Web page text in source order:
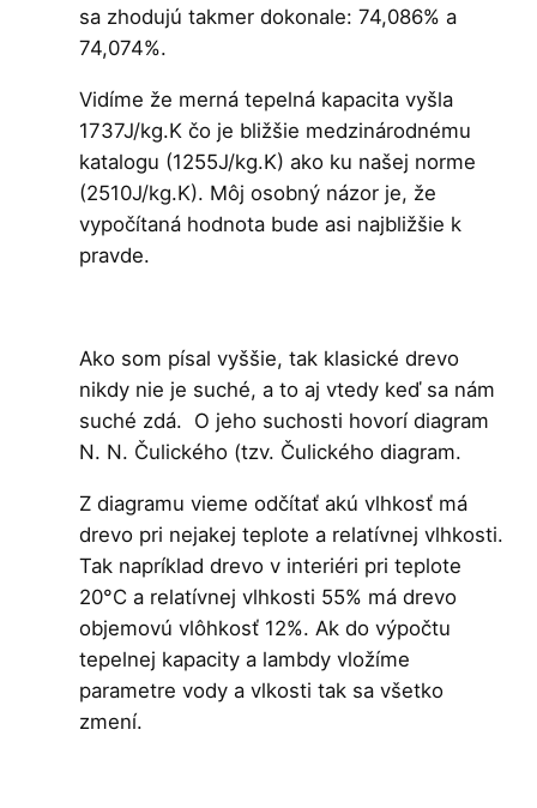
sa zhodujú takmer dokonale: 74,086% a
74,074%.
Vidíme že merná tepelná kapacita vyšla
1737J/kg.K čo je bližšie medzinárodnému
katalogu (1255J/kg.K) ako ku našej norme
(2510J/kg.K). Môj osobný názor je, že
vypočítaná hodnota bude asi najbližšie k
pravde.
Ako som písal vyššie, tak klasické drevo
nikdy nie je suché, a to aj vtedy keď sa nám
suché zdá. O jeho suchosti hovorí diagram
N. N. Čulického (tzv. Čulického diagram.
Z diagramu vieme odčítať akú vlhkosť má
drevo pri nejakej teplote a relatívnej vlhkosti.
Tak napríklad drevo v interiéri pri teplote
20°C a relatívnej vlhkosti 55% má drevo
objemovú vlôhkosť 12%. Ak do výpočtu
tepelnej kapacity a lambdy vložíme
parametre vody a vlkosti tak sa všetko
zmení.